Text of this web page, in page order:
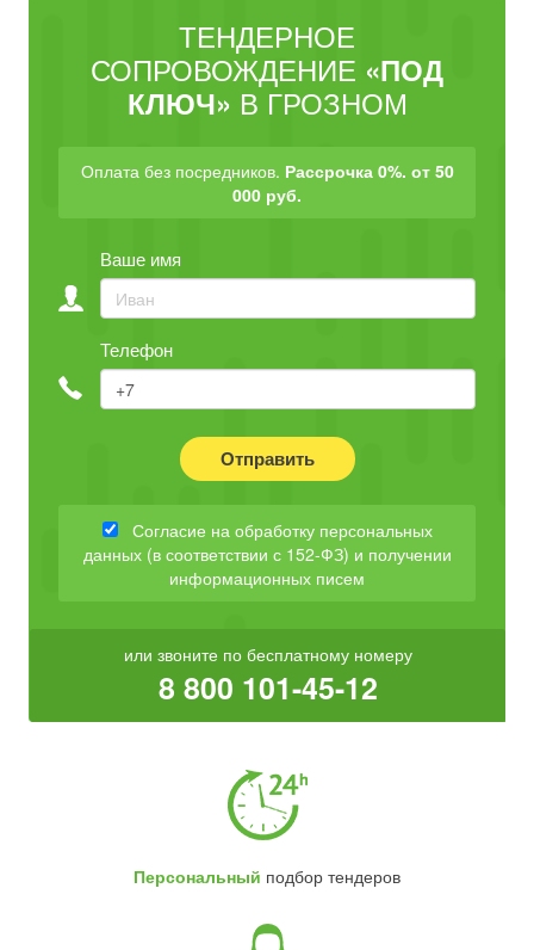
ТЕНДЕРНОЕ
СОПРОВОЖДЕНИЕ «ПОД
КЛЮЧ» В ГРОЗНОМ
Оплата без посредников. Рассрочка 0%. от 50
000 руб.
Ваше имя
Телефон
Отправить
Согласие на обработку персональных
данных (в соответствии с 152-ФЗ) и получении
информационных писем
или звоните по бесплатному номеру
8 800 101-45-12
Персональный подбор тендеров